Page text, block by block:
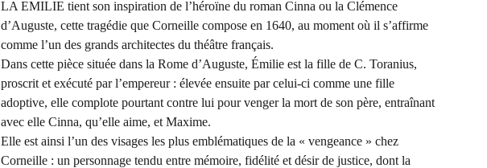
LA EMILIE tient son inspiration de l’héroïne du roman Cinna ou la Clémence
d’Auguste, cette tragédie que Corneille compose en 1640, au moment où il s’affirme
comme l’un des grands architectes du théâtre français.
Dans cette pièce située dans la Rome d’Auguste, Émilie est la fille de C. Toranius,
proscrit et exécuté par l’empereur : élevée ensuite par celui-ci comme une fille
adoptive, elle complote pourtant contre lui pour venger la mort de son père, entraînant
avec elle Cinna, qu’elle aime, et Maxime.
Elle est ainsi l’un des visages les plus emblématiques de la « vengeance » chez
Corneille : un personnage tendu entre mémoire, fidélité et désir de justice, dont la